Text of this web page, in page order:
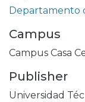
Departamento
Campus
Campus Casa
Publisher
Universidad